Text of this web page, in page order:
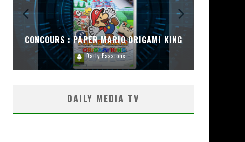
CONCOURS : PAPER MARIO ORIGAMI KING
Daily Passions
DAILY MEDIA TV